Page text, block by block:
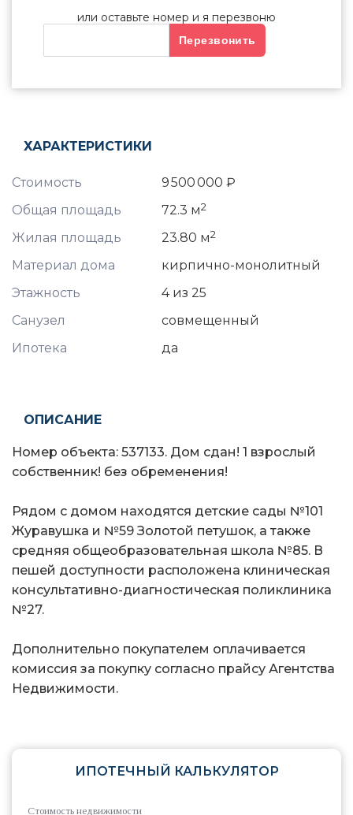
или оставьте номер и я перезвоню
ХАРАКТЕРИСТИКИ
Стоимость
9 500 000 ₽
Общая площадь
72.3 м2
Жилая площадь 23.80 м2
Материал дома
кирпично-монолитный
Этажность
4 из 25
Санузел
совмещенный
Ипотека
да
ОПИСАНИЕ
Номер объекта: 537133. Дом сдан! 1 взрослый
собственник! без обременения!
Рядом с домом находятся детские сады №101
Журавушка и №59 Золотой петушок, а также
средняя общеобразовательная школа №85. В
пешей доступности расположена клиническая
консультативно-диагностическая поликлиника
№27.
Дополнительно покупателем оплачивается
комиссия за покупку согласно прайсу Агентства
Недвижимости.
ИПОТЕЧНЫЙ КАЛЬКУЛЯТОР
Стоимость недвижимости